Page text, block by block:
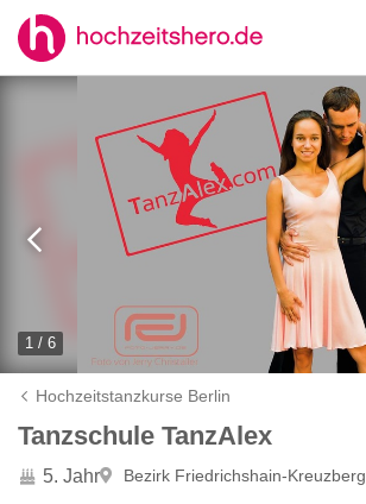
1 / 6
Hochzeitstanzkurse Berlin
Tanzschule TanzAlex
5. Jahr Bezirk Friedrichshain-Kreuzberg